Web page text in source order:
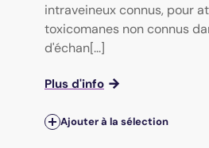
intraveineux connus, pour
toxicomanes non connus
d'échan[...]
Plus d'info
Ajouter à la sélection